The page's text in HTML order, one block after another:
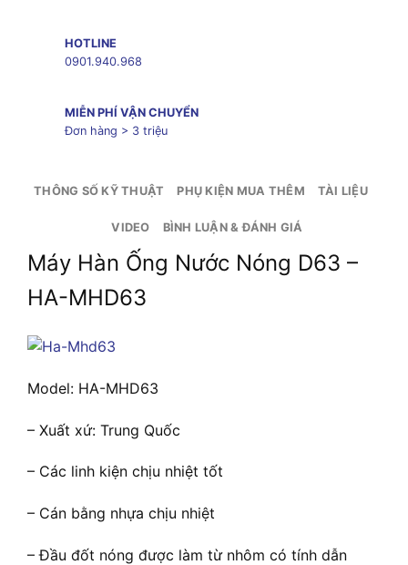
HOTLINE
0901.940.968
MIỄN PHÍ VẬN CHUYỂN
Đơn hàng > 3 triệu
THÔNG SỐ KỸ THUẬT PHỤ KIỆN MUA THÊM TÀI LIỆU
VIDEO BÌNH LUẬN & ĐÁNH GIÁ
Máy Hàn Ống Nước Nóng D63 –
HA-MHD63
Model: HA-MHD63
– Xuất xứ: Trung Quốc
– Các linh kiện chịu nhiệt tốt
– Cán bằng nhựa chịu nhiệt
– Đầu đốt nóng được làm từ nhôm có tính dẫn